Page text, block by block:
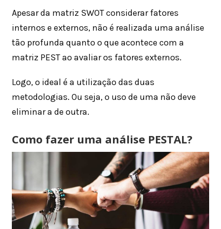
Apesar da matriz SWOT considerar fatores
internos e externos, não é realizada uma análise
tão profunda quanto o que acontece com a
matriz PEST ao avaliar os fatores externos.
Logo, o ideal é a utilização das duas
metodologias. Ou seja, o uso de uma não deve
eliminar a de outra.
Como fazer uma análise PESTAL?